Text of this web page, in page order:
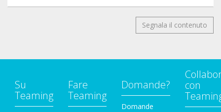
Segnala il contenuto
Su
Teaming
Fare
Teaming
Domande?
Domande
con